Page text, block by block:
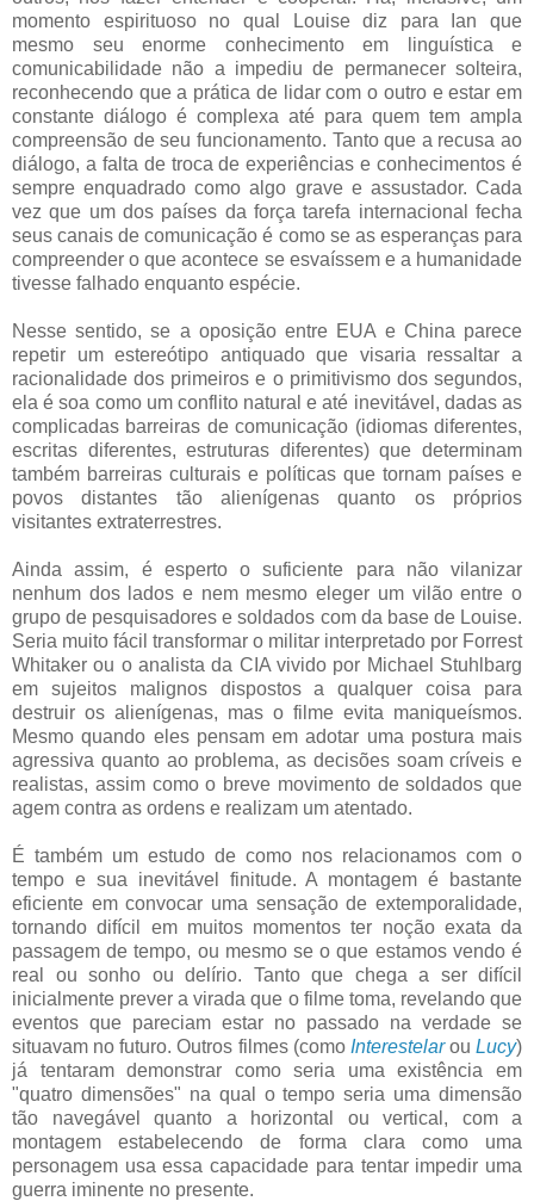
momento espirituoso no qual Louise diz para Ian que
mesmo seu enorme conhecimento em linguística e
comunicabilidade não a impediu de permanecer solteira,
reconhecendo que a prática de lidar com o outro e estar em
constante diálogo é complexa até para quem tem ampla
compreensão de seu funcionamento. Tanto que a recusa ao
diálogo, a falta de troca de experiências e conhecimentos é
sempre enquadrado como algo grave e assustador. Cada
vez que um dos países da força tarefa internacional fecha
seus canais de comunicação é como se as esperanças para
compreender o que acontece se esvaíssem e a humanidade
tivesse falhado enquanto espécie.
Nesse sentido, se a oposição entre EUA e China parece
repetir um estereótipo antiquado que visaria ressaltar a
racionalidade dos primeiros e o primitivismo dos segundos,
ela é soa como um conflito natural e até inevitável, dadas as
complicadas barreiras de comunicação (idiomas diferentes,
escritas diferentes, estruturas diferentes) que determinam
também barreiras culturais e políticas que tornam países e
povos distantes tão alienígenas quanto os próprios
visitantes extraterrestres.
Ainda assim, é esperto o suficiente para não vilanizar
nenhum dos lados e nem mesmo eleger um vilão entre o
grupo de pesquisadores e soldados com da base de Louise.
Seria muito fácil transformar o militar interpretado por Forrest
Whitaker ou o analista da CIA vivido por Michael Stuhlbarg
em sujeitos malignos dispostos a qualquer coisa para
destruir os alienígenas, mas o filme evita maniqueísmos.
Mesmo quando eles pensam em adotar uma postura mais
agressiva quanto ao problema, as decisões soam críveis e
realistas, assim como o breve movimento de soldados que
agem contra as ordens e realizam um atentado.
É também um estudo de como nos relacionamos com o
tempo e sua inevitável finitude. A montagem é bastante
eficiente em convocar uma sensação de extemporalidade,
tornando difícil em muitos momentos ter noção exata da
passagem de tempo, ou mesmo se o que estamos vendo é
real ou sonho ou delírio. Tanto que chega a ser difícil
inicialmente prever a virada que o filme toma, revelando que
eventos que pareciam estar no passado na verdade se
situavam no futuro. Outros filmes (como Interestelar ou Lucy)
já tentaram demonstrar como seria uma existência em
"quatro dimensões" na qual o tempo seria uma dimensão
tão navegável quanto a horizontal ou vertical, com a
montagem estabelecendo de forma clara como uma
personagem usa essa capacidade para tentar impedir uma
guerra iminente no presente.